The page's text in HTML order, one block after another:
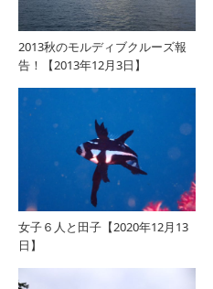
2013秋のモルディブクルーズ報
告！【2013年12月3日】
女子６人と田子【2020年12月13
日】